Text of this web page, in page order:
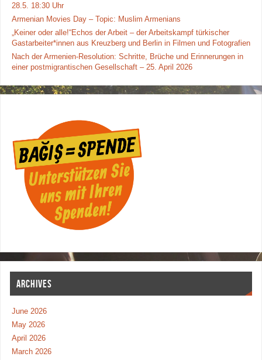
28.5. 18:30 Uhr
Armenian Movies Day – Topic: Muslim Armenians
„Keiner oder alle!“Echos der Arbeit – der Arbeitskampf türkischer
Gastarbeiter*innen aus Kreuzberg und Berlin in Filmen und Fotografien
Nach der Armenien-Resolution: Schritte, Brüche und Erinnerungen in
einer postmigrantischen Gesellschaft – 25. April 2026
ARCHIVES
June 2026
May 2026
April 2026
March 2026